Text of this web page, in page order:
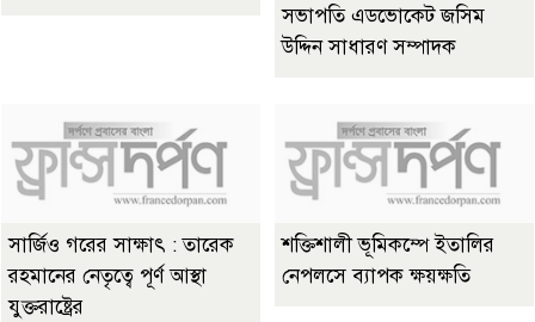
সভাপতি এডভোকেট জসিম
উদ্দিন সাধারণ সম্পাদক
সার্জিও গরের সাক্ষাৎ : তারেক
রহমানের নেতৃত্বে পূর্ণ আস্থা
যুক্তরাষ্ট্রের
শক্তিশালী ভূমিকম্পে ইতালির
নেপলসে ব্যাপক ক্ষয়ক্ষতি